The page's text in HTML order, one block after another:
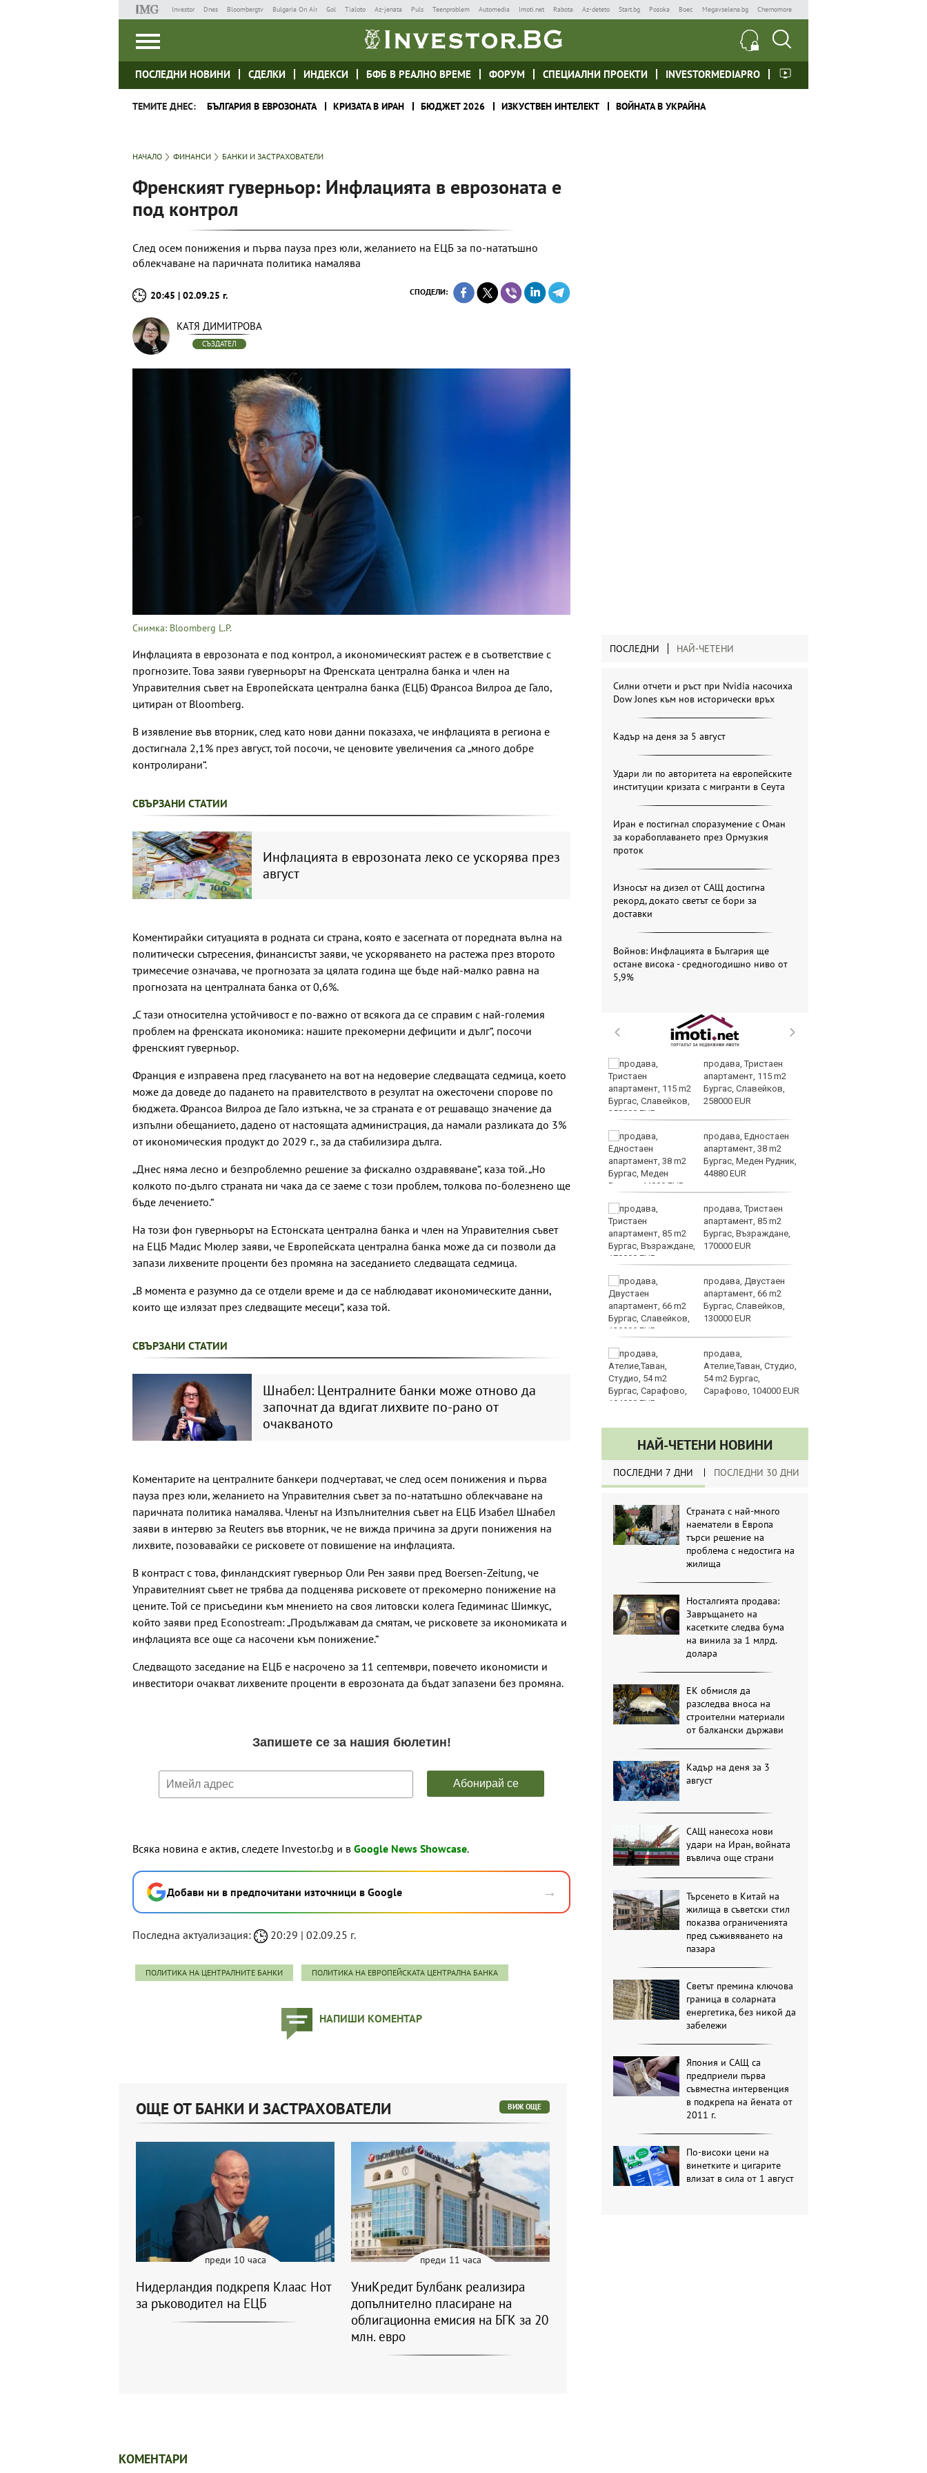
Investor Dnes Bloombergtv Bulgaria On Air Gol Tialoto Az-jenata Puls Teenproblem Automedia Imoti.net Rabota Az-deteto Start.bg Posoka Boec Megavselena.bg Chernomore
ПОСЛЕДНИ НОВИНИ СДЕЛКИ ИНДЕКСИ БФБ В РЕАЛНО ВРЕМЕ ФОРУМ СПЕЦИАЛНИ ПРОЕКТИ INVESTORMEDIAPRO
ТЕМИТЕ ДНЕС: БЪЛГАРИЯ В ЕВРОЗОНАТА КРИЗАТА В ИРАН БЮДЖЕТ 2026 ИЗКУСТВЕН ИНТЕЛЕКТ ВОЙНАТА В УКРАЙНА
НАЧАЛО ФИНАНСИ БАНКИ И ЗАСТРАХОВАТЕЛИ
Френският гуверньор: Инфлацията в еврозоната е
под контрол
След осем понижения и първа пауза през юли, желанието на ЕЦБ за по-нататъшно
облекчаване на паричната политика намалява
20:45 | 02.09.25 г. СПОДЕЛИ:
КАТЯ ДИМИТРОВА
СЪЗДАТЕЛ
Снимка: Bloomberg L.P.
Инфлацията в еврозоната е под контрол, а икономическият растеж е в съответствие с
прогнозите. Това заяви гуверньорът на Френската централна банка и член на
Управителния съвет на Европейската централна банка (ЕЦБ) Франсоа Вилроа де Гало,
цитиран от Bloomberg.
В изявление във вторник, след като нови данни показаха, че инфлацията в региона е
достигнала 2,1% през август, той посочи, че ценовите увеличения са „много добре
контролирани“.
СВЪРЗАНИ СТАТИИ
Инфлацията в еврозоната леко се ускорява през
август
Коментирайки ситуацията в родната си страна, която е засегната от поредната вълна на
политически сътресения, финансистът заяви, че ускоряването на растежа през второто
тримесечие означава, че прогнозата за цялата година ще бъде най-малко равна на
прогнозата на централната банка от 0,6%.
„С тази относителна устойчивост е по-важно от всякога да се справим с най-големия
проблем на френската икономика: нашите прекомерни дефицити и дълг“, посочи
френският гуверньор.
Франция е изправена пред гласуването на вот на недоверие следващата седмица, което
може да доведе до падането на правителството в резултат на ожесточени спорове по
бюджета. Франсоа Вилроа де Гало изтъкна, че за страната е от решаващо значение да
изпълни обещанието, дадено от настоящата администрация, да намали разликата до 3%
от икономическия продукт до 2029 г., за да стабилизира дълга.
„Днес няма лесно и безпроблемно решение за фискално оздравяване“, каза той. „Но
колкото по-дълго страната ни чака да се заеме с този проблем, толкова по-болезнено ще
бъде лечението.“
На този фон гуверньорът на Естонската централна банка и член на Управителния съвет
на ЕЦБ Мадис Мюлер заяви, че Европейската централна банка може да си позволи да
запази лихвените проценти без промяна на заседанието следващата седмица.
„В момента е разумно да се отдели време и да се наблюдават икономическите данни,
които ще излязат през следващите месеци“, каза той.
СВЪРЗАНИ СТАТИИ
Шнабел: Централните банки може отново да
започнат да вдигат лихвите по-рано от
очакваното
Коментарите на централните банкери подчертават, че след осем понижения и първа
пауза през юли, желанието на Управителния съвет за по-нататъшно облекчаване на
паричната политика намалява. Членът на Изпълнителния съвет на ЕЦБ Изабел Шнабел
заяви в интервю за Reuters във вторник, че не вижда причина за други понижения на
лихвите, позовавайки се рисковете от повишение на инфлацията.
В контраст с това, финландският гуверньор Оли Рен заяви пред Boersen-Zeitung, че
Управителният съвет не трябва да подценява рисковете от прекомерно понижение на
цените. Той се присъедини към мнението на своя литовски колега Гедиминас Шимкус,
който заяви пред Econostream: „Продължавам да смятам, че рисковете за икономиката и
инфлацията все още са насочени към понижение.“
Следващото заседание на ЕЦБ е насрочено за 11 септември, повечето икономисти и
инвеститори очакват лихвените проценти в еврозоната да бъдат запазени без промяна.
Всяка новина е актив, следете Investor.bg и в Google News Showcase.
Добави ни в предпочитани източници в Google →
Последна актуализация: 20:29 | 02.09.25 г.
ПОЛИТИКА НА ЦЕНТРАЛНИТЕ БАНКИ ПОЛИТИКА НА ЕВРОПЕЙСКАТА ЦЕНТРАЛНА БАНКА
НАПИШИ КОМЕНТАР
ПОСЛЕДНИ НАЙ-ЧЕТЕНИ
Силни отчети и ръст при Nvidia насочиха
Dow Jones към нов исторически връх
Кадър на деня за 5 август
Удари ли по авторитета на европейските
институции кризата с мигранти в Сеута
Иран е постигнал споразумение с Оман
за корабоплаването през Ормузкия
проток
Износът на дизел от САЩ достигна
рекорд, докато светът се бори за
доставки
Войнов: Инфлацията в България ще
остане висока - средногодишно ниво от
5,9%
Младежкия хълм в
Пловдив е от Кричим
се изписват в лева и в
евро по закон
шофьори с алкохол
инспекции
продава, Тристаен
апартамент, 115 m2
Бургас, Славейков,
258000 EUR
продава, Едностаен
апартамент, 38 m2
Бургас, Меден Рудник,
44880 EUR
продава, Тристаен
апартамент, 85 m2
Бургас, Възраждане,
170000 EUR
продава, Двустаен
апартамент, 66 m2
Бургас, Славейков,
130000 EUR
продава,
Ателие,Таван, Студио,
54 m2 Бургас,
Сарафово, 104000 EUR
НАЙ-ЧЕТЕНИ НОВИНИ
ПОСЛЕДНИ 7 ДНИ ПОСЛЕДНИ 30 ДНИ
Страната с най-много
наематели в Европа
търси решение на
проблема с недостига на
жилища
Носталгията продава:
Завръщането на
касетките следва бума
на винила за 1 млрд.
долара
ЕК обмисля да
разследва вноса на
строителни материали
от балкански държави
Кадър на деня за 3
август
САЩ нанесоха нови
удари на Иран, войната
въвлича още страни
Търсенето в Китай на
жилища в съветски стил
показва ограниченията
пред съживяването на
пазара
Светът премина ключова
граница в соларната
енергетика, без никой да
забележи
Япония и САЩ са
предприели първа
съвместна интервенция
в подкрепа на йената от
2011 г.
По-високи цени на
винетките и цигарите
влизат в сила от 1 август
ОЩЕ ОТ БАНКИ И ЗАСТРАХОВАТЕЛИ ВИЖ ОЩЕ
преди 10 часа
Нидерландия подкрепя Клаас Нот
за ръководител на ЕЦБ
преди 11 часа
УниКредит Булбанк реализира
допълнително пласиране на
облигационна емисия на БГК за 20
млн. евро
КОМЕНТАРИ